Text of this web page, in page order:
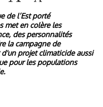
de l’Est porté
met en colère les
des personnalités
la campagne de
projet climaticide aussi
pour les populations